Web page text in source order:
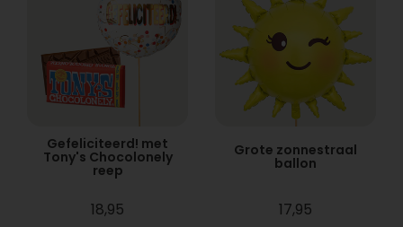
Gefeliciteerd! met
Tony's Chocolonely
reep
18,95
Grote zonnestraal
ballon
17,95